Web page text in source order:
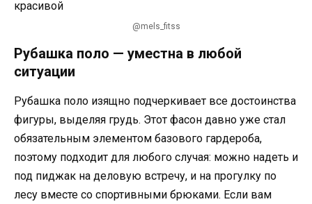
@mels_fitss
Рубашка поло — уместна в любой
ситуации
Рубашка поло изящно подчеркивает все достоинства
фигуры, выделяя грудь. Этот фасон давно уже стал
обязательным элементом базового гардероба,
поэтому подходит для любого случая: можно надеть и
под пиджак на деловую встречу, и на прогулку по
лесу вместе со спортивными брюками. Если вам